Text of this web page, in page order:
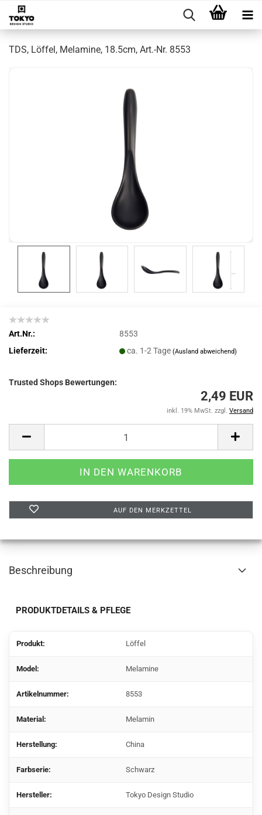
TDS, Löffel, Melamine, 18.5cm, Art.-Nr. 8553
Art.Nr.:
8553
Lieferzeit:
ca. 1-2 Tage(Ausland abweichend)
Trusted Shops Bewertungen:
2,49 EUR
inkl. 19% MwSt. zzgl. Versand
AUF DEN MERKZETTEL
Beschreibung
PRODUKTDETAILS & PFLEGE
Produkt: Löffel
Model: Melamine
Artikelnummer: 8553
Material: Melamin
Herstellung: China
Farbserie: Schwarz
Hersteller: Tokyo Design Studio